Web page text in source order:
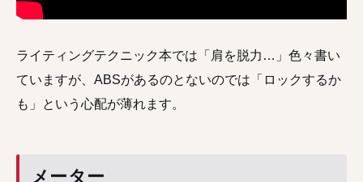
ライティングテクニック本では「肩を脱力…」色々書い
ていますが、ABSがあるのとないのでは「ロックするか
も」という心配が薄れます。
メーター